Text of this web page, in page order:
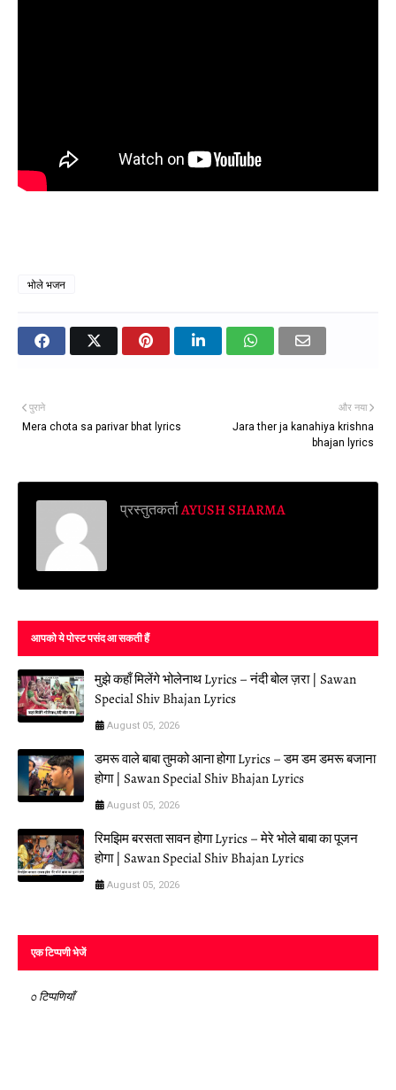
भोले भजन
और नया
Jara ther ja kanahiya krishna
bhajan lyrics
पुराने
Mera chota sa parivar bhat lyrics
प्रस्तुतकर्ताAYUSH SHARMA
आपको ये पोस्ट पसंद आ सकती हैं
मुझे कहाँ मिलेंगे भोलेनाथ Lyrics – नंदी बोल ज़रा | Sawan
Special Shiv Bhajan Lyrics
August 05, 2026
डमरू वाले बाबा तुमको आना होगा Lyrics – डम डम डमरू बजाना
होगा | Sawan Special Shiv Bhajan Lyrics
August 05, 2026
रिमझिम बरसता सावन होगा Lyrics – मेरे भोले बाबा का पूजन
होगा | Sawan Special Shiv Bhajan Lyrics
August 05, 2026
एक टिप्पणी भेजें
0 टिप्पणियाँ